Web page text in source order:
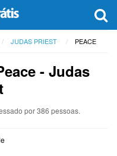
JUDAS PRIEST PEACE
- Judas
por 386 pessoas.